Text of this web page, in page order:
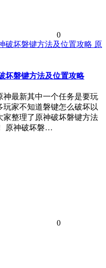
0
原
坏磐键方法及位置攻略
神最新其中一个任务是要玩
家不知道磐键怎么破坏以
家整理了原神破坏磐键方法
原神破坏磐…
0